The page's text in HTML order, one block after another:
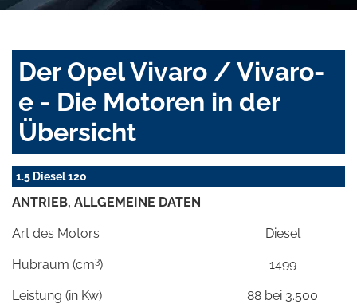
Der Opel Vivaro / Vivaro-
e - Die Motoren in der
Übersicht
1.5 Diesel 120
ANTRIEB, ALLGEMEINE DATEN
Art des Motors Diesel
Hubraum (cm3) 1499
Leistung (in Kw) 88 bei 3.500